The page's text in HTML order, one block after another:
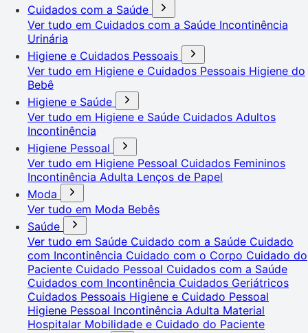
Cuidados com a Saúde
Ver tudo em Cuidados com a Saúde Incontinência
Urinária
Higiene e Cuidados Pessoais
Ver tudo em Higiene e Cuidados Pessoais Higiene do
Bebê
Higiene e Saúde
Ver tudo em Higiene e Saúde Cuidados Adultos
Incontinência
Higiene Pessoal
Ver tudo em Higiene Pessoal Cuidados Femininos
Incontinência Adulta Lenços de Papel
Moda
Ver tudo em Moda Bebês
Saúde
Ver tudo em Saúde Cuidado com a Saúde Cuidado
com Incontinência Cuidado com o Corpo Cuidado do
Paciente Cuidado Pessoal Cuidados com a Saúde
Cuidados com Incontinência Cuidados Geriátricos
Cuidados Pessoais Higiene e Cuidado Pessoal
Higiene Pessoal Incontinência Adulta Material
Hospitalar Mobilidade e Cuidado do Paciente